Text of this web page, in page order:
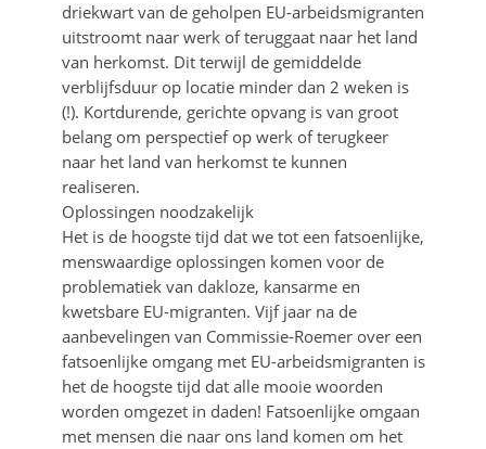
driekwart van de geholpen EU-arbeidsmigranten
uitstroomt naar werk of teruggaat naar het land
van herkomst. Dit terwijl de gemiddelde
verblijfsduur op locatie minder dan 2 weken is
(!). Kortdurende, gerichte opvang is van groot
belang om perspectief op werk of terugkeer
naar het land van herkomst te kunnen
realiseren.
Oplossingen noodzakelijk
Het is de hoogste tijd dat we tot een fatsoenlijke,
menswaardige oplossingen komen voor de
problematiek van dakloze, kansarme en
kwetsbare EU-migranten. Vijf jaar na de
aanbevelingen van Commissie-Roemer over een
fatsoenlijke omgang met EU-arbeidsmigranten is
het de hoogste tijd dat alle mooie woorden
worden omgezet in daden! Fatsoenlijke omgaan
met mensen die naar ons land komen om het